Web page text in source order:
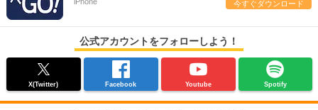
今すぐダウンロード
公式アカウントをフォローしよう！
X(Twitter) Facebook Youtube Spotify